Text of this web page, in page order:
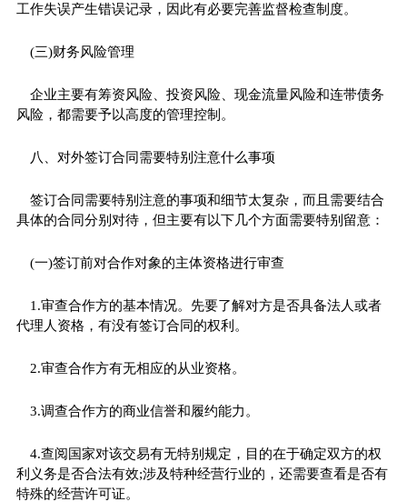
工作失误产生错误记录，因此有必要完善监督检查制度。
(三)财务风险管理
企业主要有筹资风险、投资风险、现金流量风险和连带债务
风险，都需要予以高度的管理控制。
八、对外签订合同需要特别注意什么事项
签订合同需要特别注意的事项和细节太复杂，而且需要结合
具体的合同分别对待，但主要有以下几个方面需要特别留意：
(一)签订前对合作对象的主体资格进行审查
1.审查合作方的基本情况。先要了解对方是否具备法人或者
代理人资格，有没有签订合同的权利。
2.审查合作方有无相应的从业资格。
3.调查合作方的商业信誉和履约能力。
4.查阅国家对该交易有无特别规定，目的在于确定双方的权
利义务是否合法有效;涉及特种经营行业的，还需要查看是否有
特殊的经营许可证。